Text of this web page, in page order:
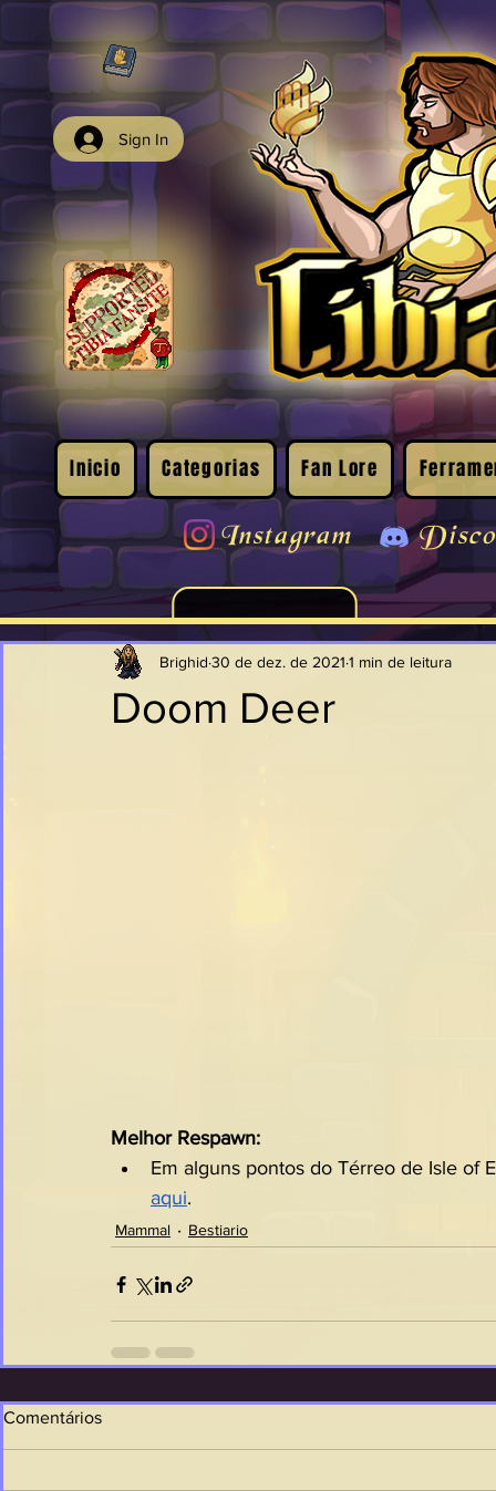
Sign In
Inicio Categorias Fan Lore
Instagram
Doom Deer
Brighid 30 de dez. de 2021 1 min de leitura
Melhor Respawn:
Em alguns pontos do Térreo de Isle of
aqui.
Mammal Bestiario
Comentários